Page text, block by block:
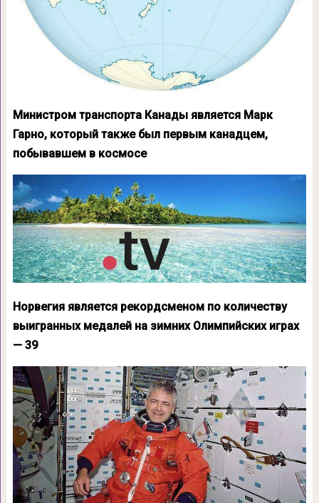
Министром транспорта Канады является Марк
Гарно, который также был первым канадцем,
побывавшем в космосе
Норвегия является рекордсменом по количеству
выигранных медалей на зимних Олимпийских играх
— 39